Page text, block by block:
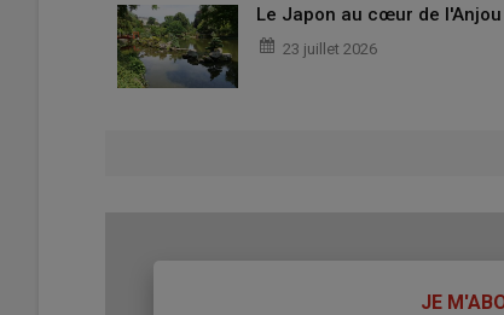
Le Japon au cœur de l'Anjou
23 juillet 2026
JE